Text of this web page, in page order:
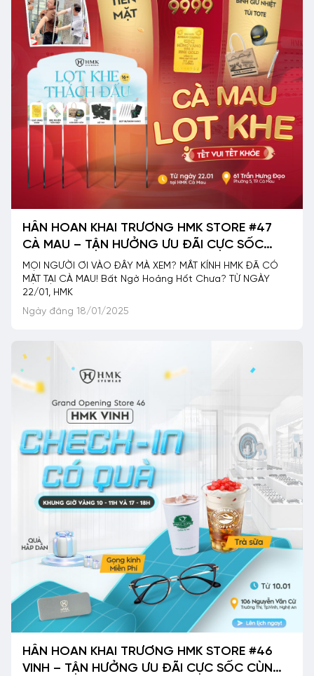
HÂN HOAN KHAI TRƯƠNG HMK STORE #47
CÀ MAU – TẬN HƯỞNG ƯU ĐÃI CỰC SỐC
CÙNG HÀNG TRIỆU QUÀ TẶNG
MỌI NGƯỜI ƠI VÀO ĐÂY MÀ XEM? MẮT KÍNH HMK ĐÃ CÓ
MẶT TẠI CÀ MAU! Bất Ngờ Hoảng Hốt Chưa? TỪ NGÀY
22/01, HMK
Ngày đăng 18/01/2025
HÂN HOAN KHAI TRƯƠNG HMK STORE #46
VINH – TẬN HƯỞNG ƯU ĐÃI CỰC SỐC CÙNG